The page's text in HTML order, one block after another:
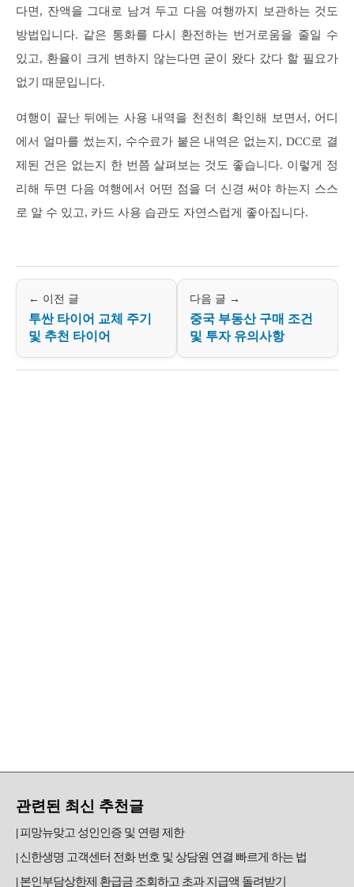
다면, 잔액을 그대로 남겨 두고 다음 여행까지 보관하는 것도
방법입니다. 같은 통화를 다시 환전하는 번거로움을 줄일 수
있고, 환율이 크게 변하지 않는다면 굳이 왔다 갔다 할 필요가
없기 때문입니다.
여행이 끝난 뒤에는 사용 내역을 천천히 확인해 보면서, 어디
에서 얼마를 썼는지, 수수료가 붙은 내역은 없는지, DCC로 결
제된 건은 없는지 한 번쯤 살펴보는 것도 좋습니다. 이렇게 정
리해 두면 다음 여행에서 어떤 점을 더 신경 써야 하는지 스스
로 알 수 있고, 카드 사용 습관도 자연스럽게 좋아집니다.
← 이전 글
투싼 타이어 교체 주기
및 추천 타이어
다음 글 →
중국 부동산 구매 조건
및 투자 유의사항
관련된 최신 추천글
피망뉴맞고 성인인증 및 연령 제한
신한생명 고객센터 전화 번호 및 상담원 연결 빠르게 하는 법
본인부담상한제 환급금 조회하고 초과 지급액 돌려받기